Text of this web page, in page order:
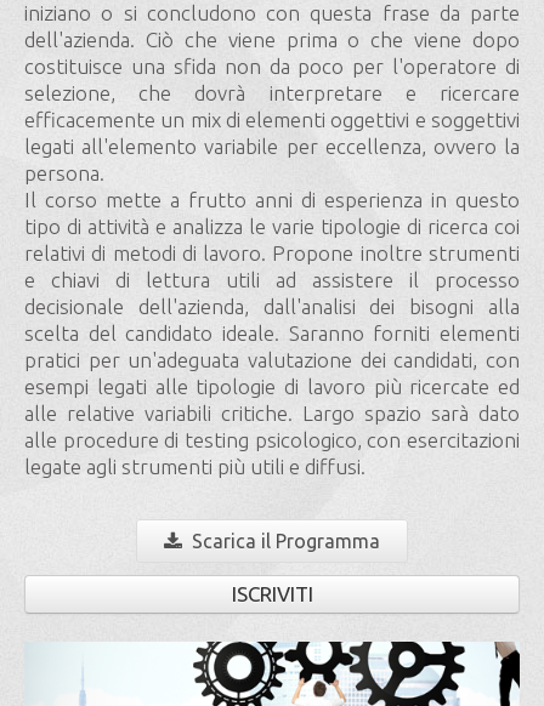
iniziano o si concludono con questa frase da parte
dell'azienda. Ciò che viene prima o che viene dopo
costituisce una sfida non da poco per l'operatore di
selezione, che dovrà interpretare e ricercare
efficacemente un mix di elementi oggettivi e soggettivi
legati all'elemento variabile per eccellenza, ovvero la
persona.
Il corso mette a frutto anni di esperienza in questo
tipo di attività e analizza le varie tipologie di ricerca coi
relativi di metodi di lavoro. Propone inoltre strumenti
e chiavi di lettura utili ad assistere il processo
decisionale dell'azienda, dall'analisi dei bisogni alla
scelta del candidato ideale. Saranno forniti elementi
pratici per un'adeguata valutazione dei candidati, con
esempi legati alle tipologie di lavoro più ricercate ed
alle relative variabili critiche. Largo spazio sarà dato
alle procedure di testing psicologico, con esercitazioni
legate agli strumenti più utili e diffusi.
Scarica il Programma
ISCRIVITI